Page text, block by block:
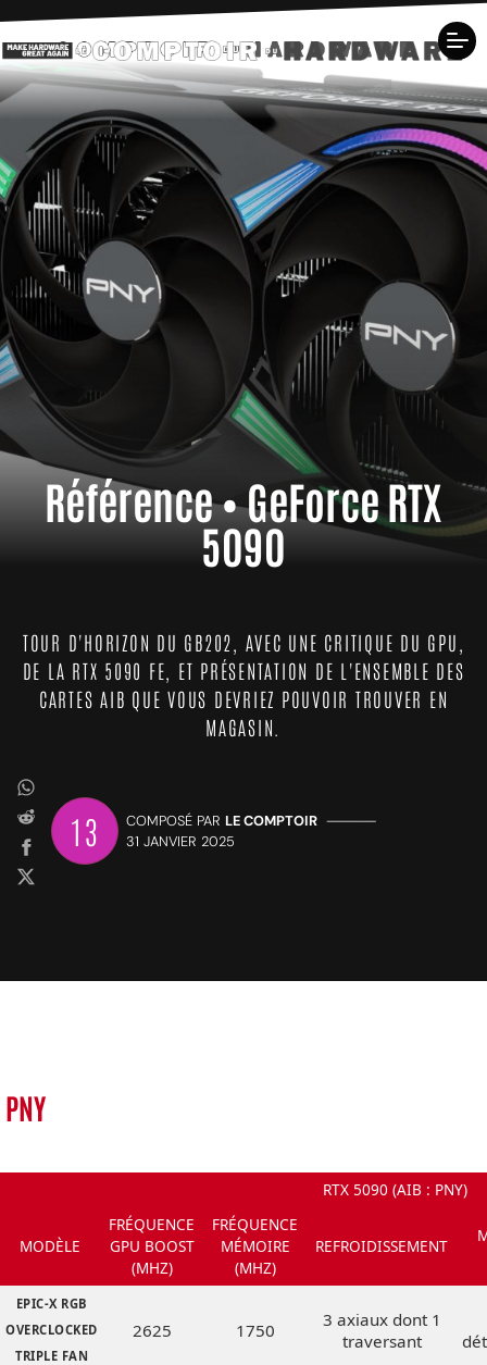
Référence • GeForce RTX
5090
TOUR D'HORIZON DU GB202, AVEC UNE CRITIQUE DU GPU,
DE LA RTX 5090 FE, ET PRÉSENTATION DE L'ENSEMBLE DES
CARTES AIB QUE VOUS DEVRIEZ POUVOIR TROUVER EN
MAGASIN.
13 COMPOSÉ PAR LE COMPTOIR —————
31 JANVIER 2025
PNY
RTX 5090 (AIB : PNY)
MODÈLE
FRÉQUENCE
GPU BOOST
(MHZ)
FRÉQUENCE
MÉMOIRE
(MHZ)
REFROIDISSEMENT
EPIC-X RGB
OVERCLOCKED
TRIPLE FAN
2625 1750
3 axiaux dont 1
traversant